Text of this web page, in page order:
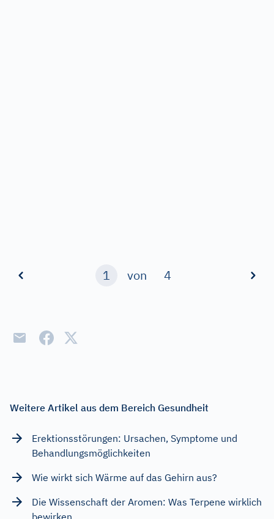
1 von 4
Weitere Artikel aus dem Bereich Gesundheit
Erektionsstörungen: Ursachen, Symptome und
Behandlungsmöglichkeiten
Wie wirkt sich Wärme auf das Gehirn aus?
Die Wissenschaft der Aromen: Was Terpene wirklich
bewirken